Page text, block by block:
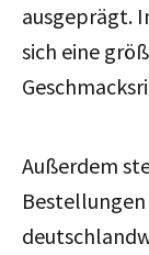
ausgeprägt.
sich eine
Außerdem